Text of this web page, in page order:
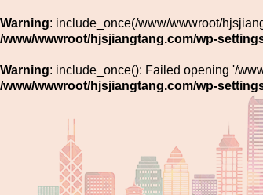
Warning: include_once(/www/wwwroot/
/www/wwwroot/hjsjiangtang.com/wp-
Warning: include_once(): Failed opening '/
/www/wwwroot/hjsjiangtang.com/wp-